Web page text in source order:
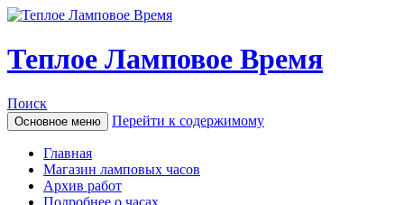
Теплое Ламповое Время
Поиск
Основное меню Перейти к содержимому
Главная
Магазин ламповых часов
Архив работ
Подробнее о часах